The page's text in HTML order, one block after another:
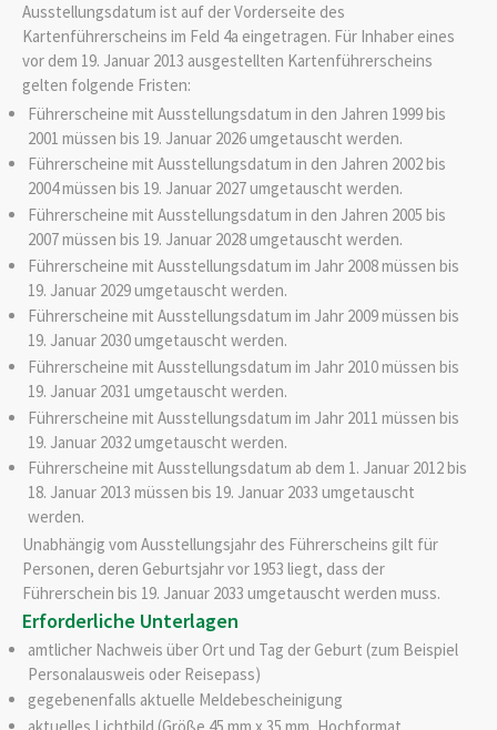
Ausstellungsdatum ist auf der Vorderseite des
Kartenführerscheins im Feld 4a eingetragen. Für Inhaber eines
vor dem 19. Januar 2013 ausgestellten Kartenführerscheins
gelten folgende Fristen:
Führerscheine mit Ausstellungsdatum in den Jahren 1999 bis
2001 müssen bis 19. Januar 2026 umgetauscht werden.
Führerscheine mit Ausstellungsdatum in den Jahren 2002 bis
2004 müssen bis 19. Januar 2027 umgetauscht werden.
Führerscheine mit Ausstellungsdatum in den Jahren 2005 bis
2007 müssen bis 19. Januar 2028 umgetauscht werden.
Führerscheine mit Ausstellungsdatum im Jahr 2008 müssen bis
19. Januar 2029 umgetauscht werden.
Führerscheine mit Ausstellungsdatum im Jahr 2009 müssen bis
19. Januar 2030 umgetauscht werden.
Führerscheine mit Ausstellungsdatum im Jahr 2010 müssen bis
19. Januar 2031 umgetauscht werden.
Führerscheine mit Ausstellungsdatum im Jahr 2011 müssen bis
19. Januar 2032 umgetauscht werden.
Führerscheine mit Ausstellungsdatum ab dem 1. Januar 2012 bis
18. Januar 2013 müssen bis 19. Januar 2033 umgetauscht
werden.
Unabhängig vom Ausstellungsjahr des Führerscheins gilt für
Personen, deren Geburtsjahr vor 1953 liegt, dass der
Führerschein bis 19. Januar 2033 umgetauscht werden muss.
Erforderliche Unterlagen
amtlicher Nachweis über Ort und Tag der Geburt (zum Beispiel
Personalausweis oder Reisepass)
gegebenenfalls aktuelle Meldebescheinigung